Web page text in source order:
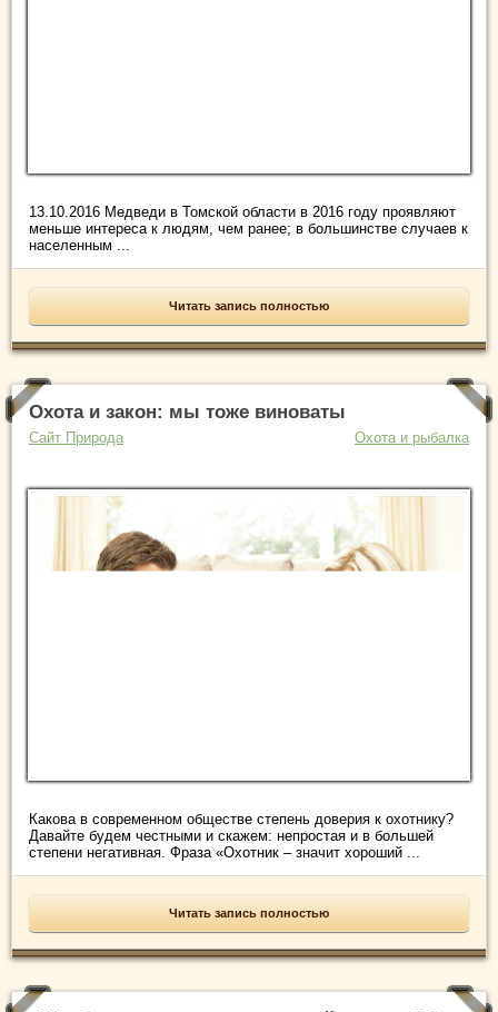
13.10.2016 Медведи в Томской области в 2016 году проявляют
меньше интереса к людям, чем ранее; в большинстве случаев к
населенным ...
Читать запись полностью
Охота и закон: мы тоже виноваты
Сайт Природа Охота и рыбалка
Какова в современном обществе степень доверия к охотнику?
Давайте будем честными и скажем: непростая и в большей
степени негативная. Фраза «Охотник – значит хороший ...
Читать запись полностью